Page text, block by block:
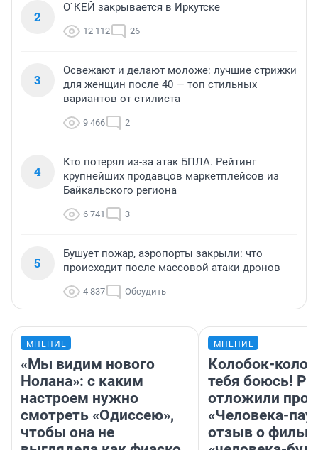
2
О`КЕЙ закрывается в Иркутске
12 112 26
3
Освежают и делают моложе: лучшие стрижки
для женщин после 40 — топ стильных
вариантов от стилиста
9 466 2
4
Кто потерял из-за атак БПЛА. Рейтинг
крупнейших продавцов маркетплейсов из
Байкальского региона
6 741 3
5
Бушует пожар, аэропорты закрыли: что
происходит после массовой атаки дронов
4 837 Обсудить
МНЕНИЕ
«Мы видим нового
Нолана»: с каким
настроем нужно
смотреть «Одиссею»,
чтобы она не
МНЕНИЕ
Колобок-
тебя боюсь!
отложили
«Человека-
отзыв о